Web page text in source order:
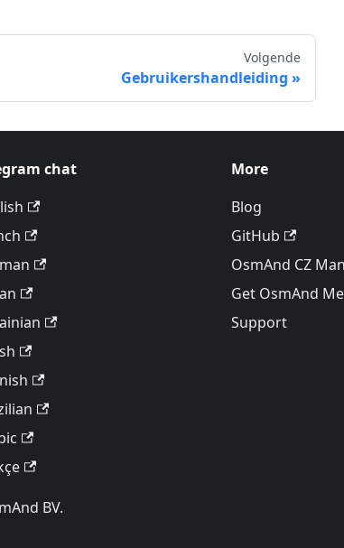
Volgende
Gebruikershandleiding
chat
More
Blog
GitHub
OsmAnd CZ
Get OsmAnd
Support
BV.